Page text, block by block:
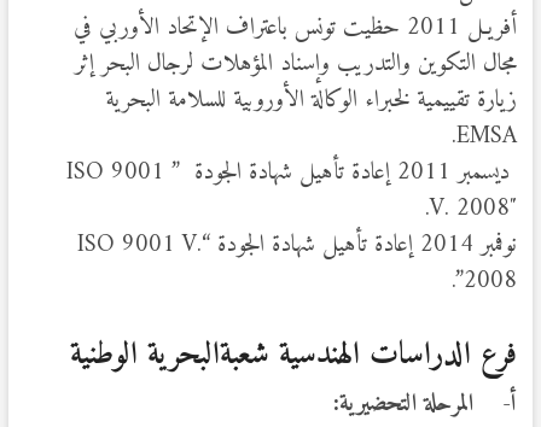
أفريـل 2011 حظيت تونس باعتراف الإتحاد الأوربي في
مجال التكوين والتدريب وإسناد المؤهلات لرجال البحر إثر
زيارة تقييمية لخبراء الوكالة الأوروبية للسلامة البحرية
EMSA.
ديسمبر 2011 إعادة تأهيل شهادة الجودة ” ISO 9001
V. 2008″.
نوفمبر 2014 إعادة تأهيل شهادة الجودة “ISO 9001 V.
2008”.
فرع الدراسات الهندسية شعبةالبحرية الوطنية
أ‌- المرحلة التحضيرية: